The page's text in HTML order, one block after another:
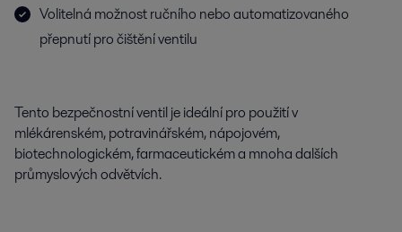
Volitelná možnost ručního nebo automatizovaného
přepnutí pro čištění ventilu
Tento bezpečnostní ventil je ideální pro použití v
mlékárenském, potravinářském, nápojovém,
biotechnologickém, farmaceutickém a mnoha dalších
průmyslových odvětvích.